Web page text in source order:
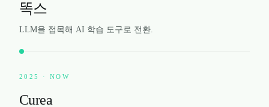
똑스
LLM을 접목해 AI 학습 도구로 전환.
2025 · NOW
Curea